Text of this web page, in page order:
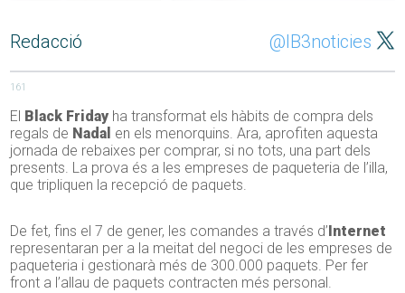
Redacció @IB3noticies
161
El Black Friday ha transformat els hàbits de compra dels
regals de Nadal en els menorquins. Ara, aprofiten aquesta
jornada de rebaixes per comprar, si no tots, una part dels
presents. La prova és a les empreses de paqueteria de l’illa,
que tripliquen la recepció de paquets.
De fet, fins el 7 de gener, les comandes a través d’ Internet
representaran per a la meitat del negoci de les empreses de
paqueteria i gestionarà més de 300.000 paquets. Per fer
front a l’allau de paquets contracten més personal.